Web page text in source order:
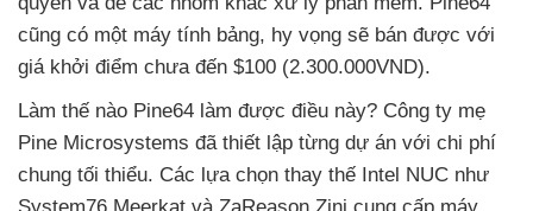
cũng có một máy tính bảng, hy vọng sẽ bán được với
giá khởi điểm chưa đến $100 (2.300.000VND).
Làm thế nào Pine64 làm được điều này? Công ty mẹ
Pine Microsystems đã thiết lập từng dự án với chi phí
chung tối thiểu. Các lựa chọn thay thế Intel NUC như